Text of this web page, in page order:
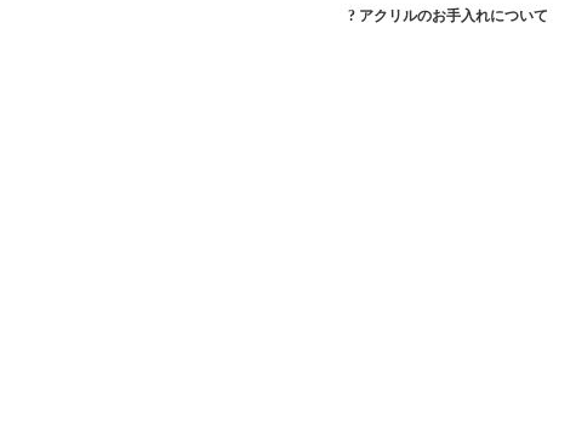
? アクリルのお手入れについて